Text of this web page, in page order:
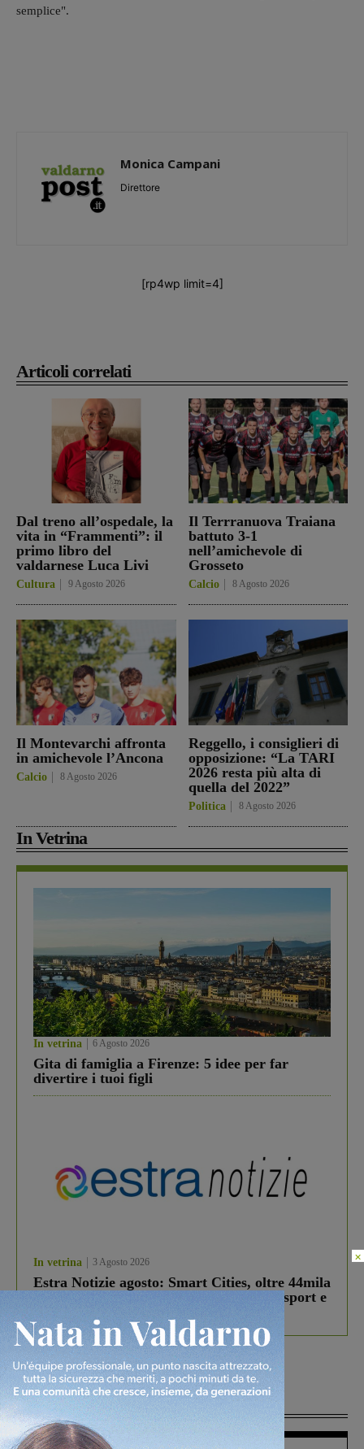
Articoli correlati
Dal treno all’ospedale, la
vita in “Frammenti”: il
primo libro del
valdarnese Luca Livi
Cultura 9 Agosto 2026
Il Terrranuova Traiana
battuto 3-1
nell’amichevole di
Grosseto
Calcio 8 Agosto 2026
Il Montevarchi affronta
in amichevole l’Ancona
Calcio 8 Agosto 2026
Reggello, i consiglieri di
opposizione: “La TARI
2026 resta più alta di
quella del 2022”
Politica 8 Agosto 2026
In Vetrina
In vetrina 6 Agosto 2026
Gita di famiglia a Firenze: 5 idee per far
divertire i tuoi figli
In vetrina 3 Agosto 2026
Estra Notizie agosto: Smart Cities, oltre 44mila
studenti coinvolti, torna il bando per lo sport e
debutta il podcast Estrair
Più lette
semplice".
Monica Campani
Direttore
[rp4wp limit=4]
×